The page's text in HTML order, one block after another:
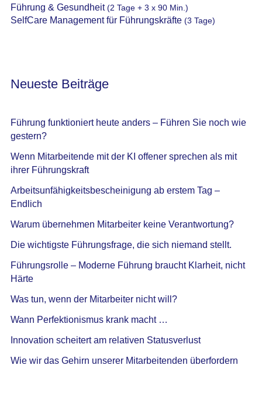
Führung & Gesundheit(2 Tage + 3 x 90 Min.)
SelfCare Management für Führungskräfte(3 Tage)
Neueste Beiträge
Führung funktioniert heute anders – Führen Sie noch wie
gestern?
Wenn Mitarbeitende mit der KI offener sprechen als mit
ihrer Führungskraft
Arbeitsunfähigkeitsbescheinigung ab erstem Tag –
Endlich
Warum übernehmen Mitarbeiter keine Verantwortung?
Die wichtigste Führungsfrage, die sich niemand stellt.
Führungsrolle – Moderne Führung braucht Klarheit, nicht
Härte
Was tun, wenn der Mitarbeiter nicht will?
Wann Perfektionismus krank macht …
Innovation scheitert am relativen Statusverlust
Wie wir das Gehirn unserer Mitarbeitenden überfordern